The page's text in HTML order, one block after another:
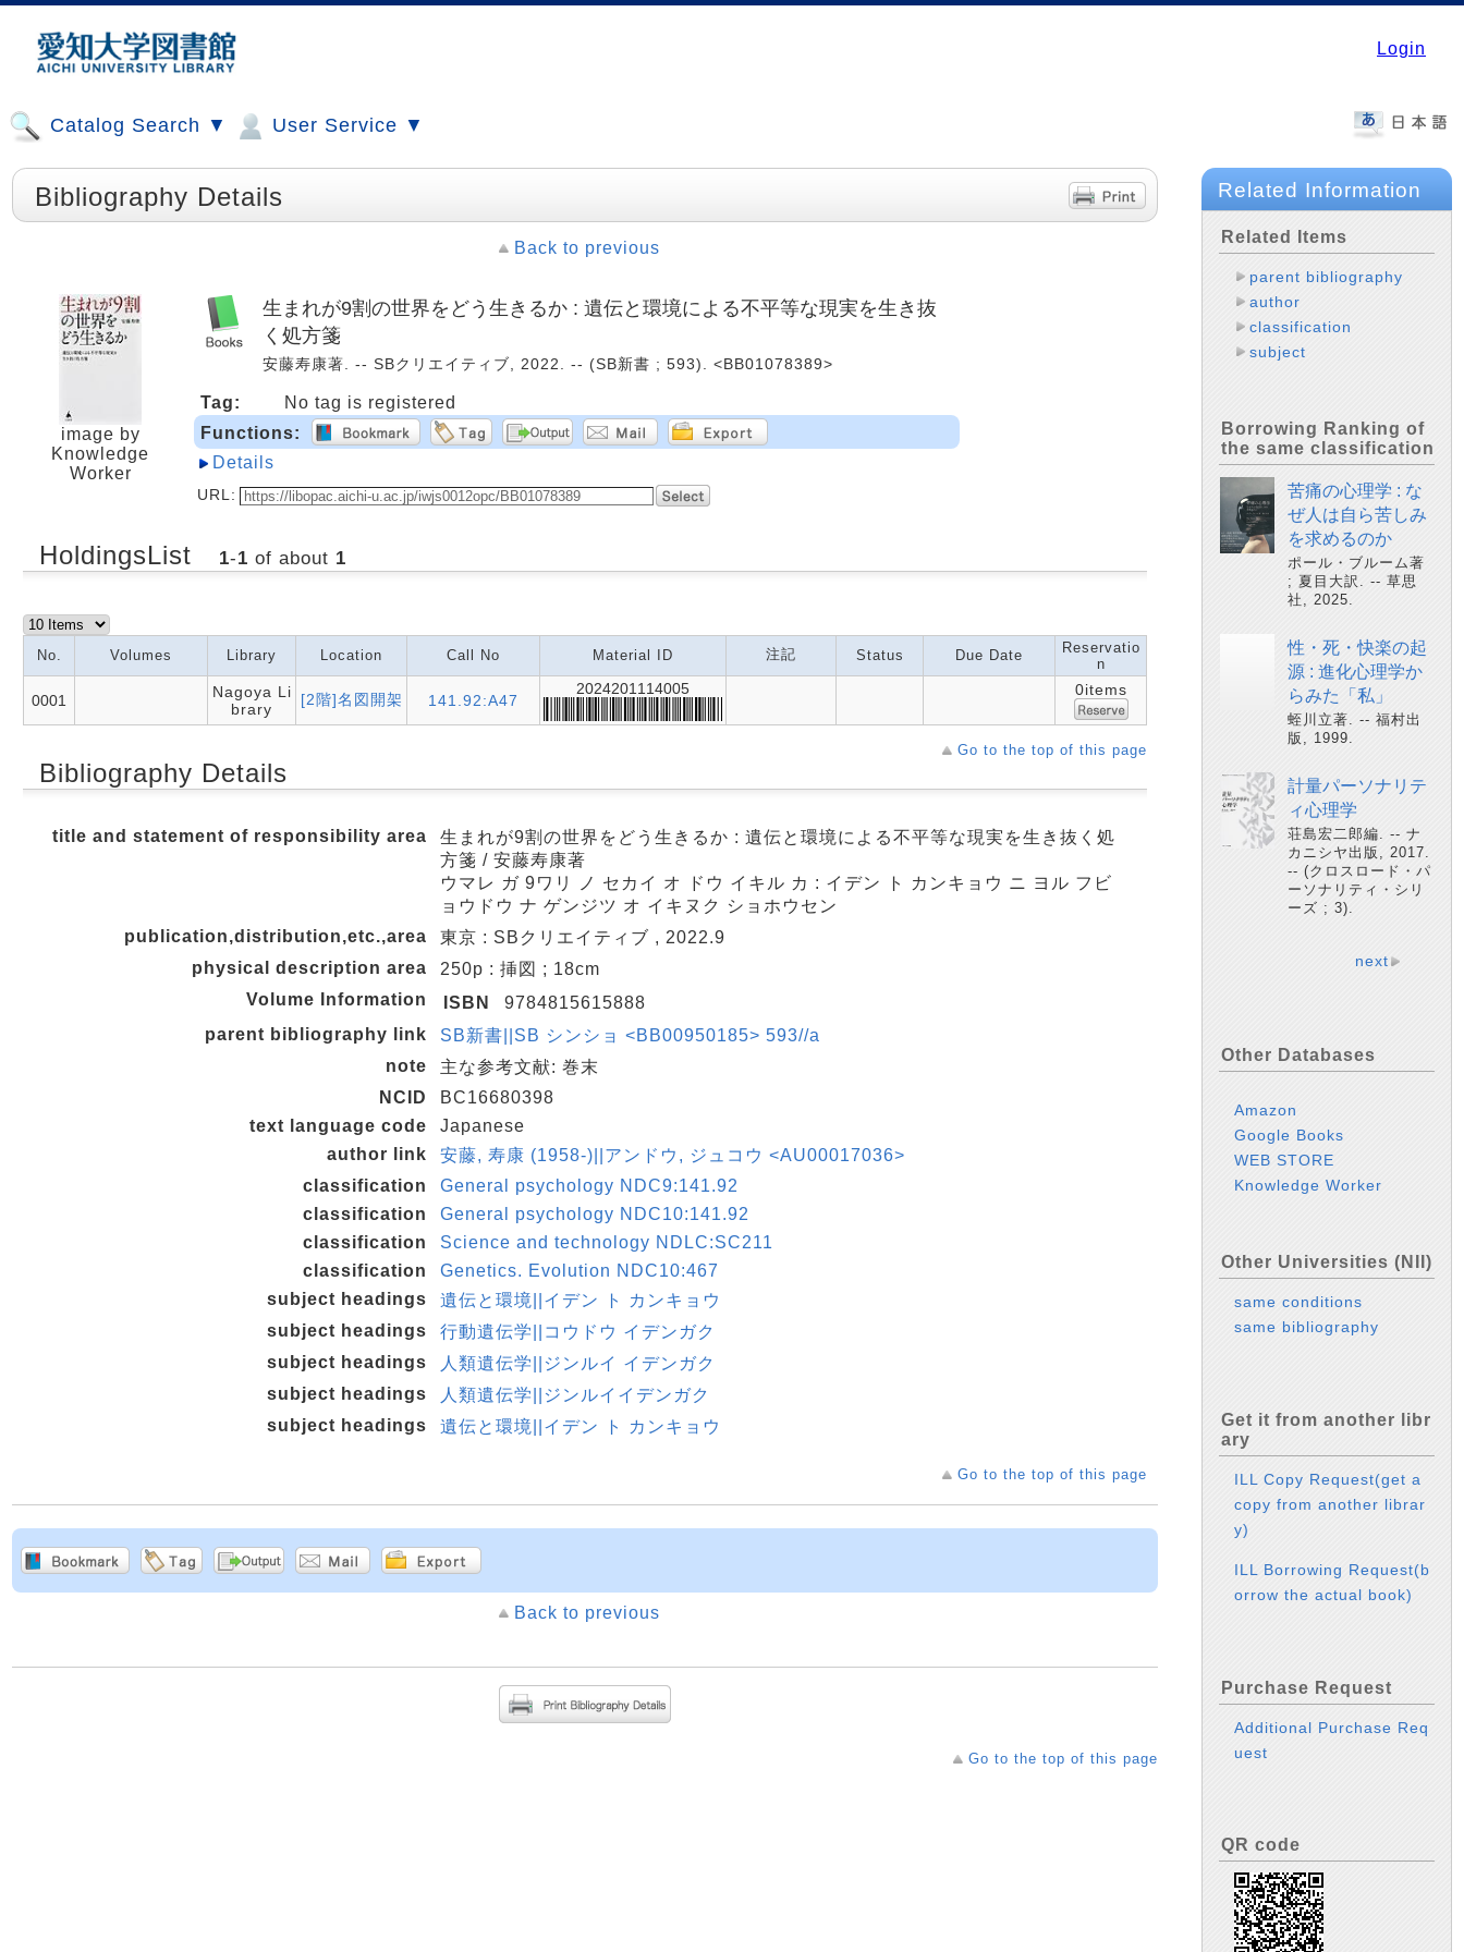
Login
Catalog Search ▼ User Service ▼
Bibliography Details
Back to previous
image by
Knowledge
Worker
生まれが9割の世界をどう生きるか : 遺伝と環境による不平等な現実を生き抜
く処方箋
安藤寿康著. -- SBクリエイティブ, 2022. -- (SB新書 ; 593). <BB01078389>
Tag:
No tag is registered
Functions:
Details
URL:
HoldingsList 1-1 of about 1
No. Volumes Library Location Call No Material ID 注記 Status Due Date
Reservatio
n
0001
Nagoya Li
brary
[2階]名図開架 141.92:A47
2024201114005 0items
Go to the top of this page
Bibliography Details
title and statement of responsibility area
生まれが9割の世界をどう生きるか : 遺伝と環境による不平等な現実を生き抜く処
方箋 / 安藤寿康著
ウマレ ガ 9ワリ ノ セカイ オ ドウ イキル カ : イデン ト カンキョウ ニ ヨル フビ
ョウドウ ナ ゲンジツ オ イキヌク ショホウセン
publication,distribution,etc.,area
東京 : SBクリエイティブ , 2022.9
physical description area
250p : 挿図 ; 18cm
Volume Information
ISBN
9784815615888
parent bibliography link
SB新書||SB シンショ <BB00950185> 593//a
note
主な参考文献: 巻末
NCID
BC16680398
text language code
Japanese
author link
安藤, 寿康 (1958-)||アンドウ, ジュコウ <AU00017036>
classification
General psychology NDC9:141.92
classification
General psychology NDC10:141.92
classification
Science and technology NDLC:SC211
classification
Genetics. Evolution NDC10:467
subject headings
遺伝と環境||イデン ト カンキョウ
subject headings
行動遺伝学||コウドウ イデンガク
subject headings
人類遺伝学||ジンルイ イデンガク
subject headings
人類遺伝学||ジンルイイデンガク
subject headings
遺伝と環境||イデン ト カンキョウ
Go to the top of this page
Back to previous
Go to the top of this page
Related Information
Related Items
parent bibliography
author
classification
subject
Borrowing Ranking of
the same classification
苦痛の心理学 : な
ぜ人は自ら苦しみ
を求めるのか
ポール・ブルーム著
; 夏目大訳. -- 草思
社, 2025.
性・死・快楽の起
源 : 進化心理学か
らみた「私」
蛭川立著. -- 福村出
版, 1999.
計量パーソナリテ
ィ心理学
荘島宏二郎編. -- ナ
カニシヤ出版, 2017.
-- (クロスロード・パ
ーソナリティ・シリ
ーズ ; 3).
next
Other Databases
Amazon
Google Books
WEB STORE
Knowledge Worker
Other Universities (NII)
same conditions
same bibliography
Get it from another libr
ary
ILL Copy Request(get a
copy from another librar
y)
ILL Borrowing Request(b
orrow the actual book)
Purchase Request
Additional Purchase Req
uest
QR code